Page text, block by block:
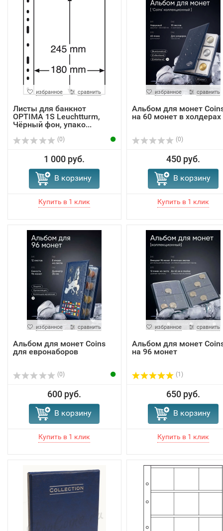
избранное сравнить
Листы для банкнот
OPTIMA 1S Leuchtturm,
Чёрный фон, упако...
(0)
1 000 руб.
В корзину
избранное сравнить
Альбом для монет
на 60 монет в холдерах
(0)
450 руб.
В корзину
избранное сравнить
Альбом для монет Coins
для евронаборов
(0)
600 руб.
В корзину
избранное сравнить
Альбом для монет
на 96 монет
(1)
650 руб.
В корзину